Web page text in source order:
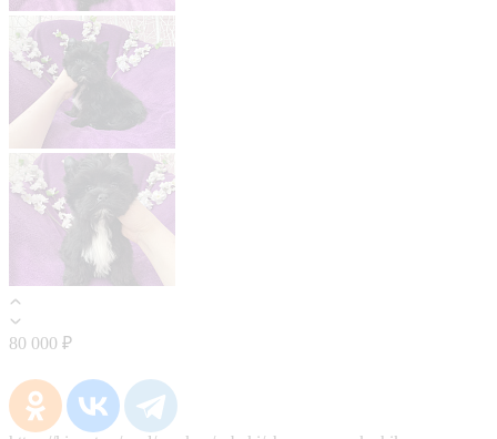
80 000 ₽